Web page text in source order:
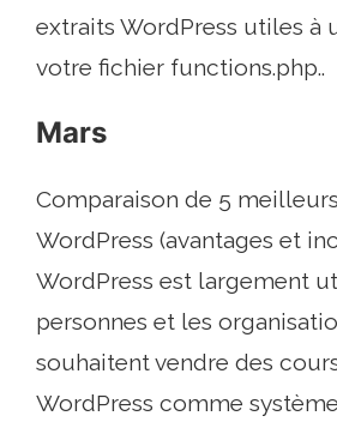
extraits WordPress utiles à
votre fichier functions.php..
Mars
Comparaison de 5
WordPress (avantages et
WordPress est largement
personnes et les
souhaitent vendre des
WordPress comme